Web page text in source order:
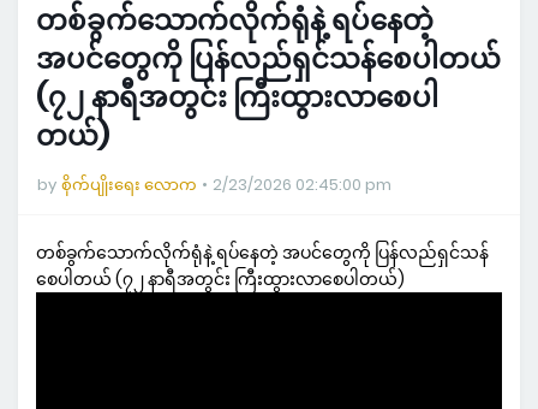
တစ်ခွက်သောက်လိုက်ရုံနဲ့ ရပ်နေတဲ့
အပင်တွေကို ပြန်လည်ရှင်သန်စေပါတယ်
(၇၂ နာရီအတွင်း ကြီးထွားလာစေပါ
တယ်)
by စိုက်ပျိုးရေး လောက 2/23/2026 02:45:00 pm
တစ်ခွက်သောက်လိုက်ရုံနဲ့ ရပ်နေတဲ့ အပင်တွေကို ပြန်လည်ရှင်သန်
စေပါတယ် (၇၂ နာရီအတွင်း ကြီးထွားလာစေပါတယ်)